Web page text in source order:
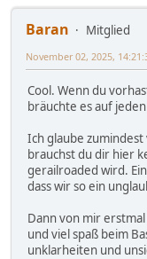
Baran
Mitglied
November 02, 2025,
Cool. Wenn du
bräuchte es auf
Ich glaube
brauchst du dir hier
gerailroaded wird.
dass wir so ein
Dann von mir
und viel spaß beim
unklarheiten und